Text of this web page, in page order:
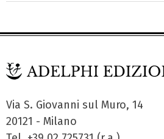
Via S. Giovanni sul Muro, 14
20121 - Milano